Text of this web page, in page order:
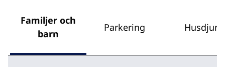
Familjer och
barn
Parkering Husdjur